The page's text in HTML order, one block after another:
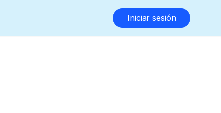
Iniciar sesión